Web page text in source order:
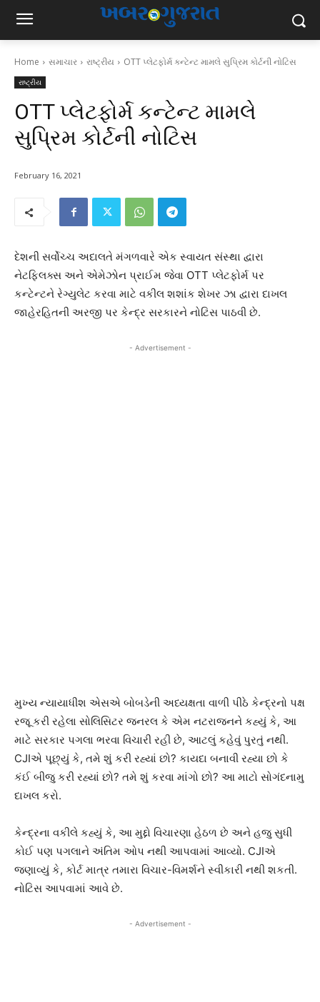
Home સમાચાર રાષ્ટ્રીય OTT પ્લેટફોર્મ કન્ટેન્ટ મામલે સુપ્રિમ કોર્ટની નોટિસ
રાષ્ટ્રીય
OTT પ્લેટફોર્મ કન્ટેન્ટ મામલે
સુપ્રિમ કોર્ટની નોટિસ
February 16, 2021
દેશની સર્વોચ્ચ અદાલતે મંગળવારે એક સ્વાયત સંસ્થા દ્વારા
નેટફ્લિક્સ અને એમેઝોન પ્રાઈમ જેવા OTT પ્લેટફોર્મ પર
કન્ટેન્ટને રેગ્યુલેટ કરવા માટે વકીલ શશાંક શેખર ઝા દ્વારા દાખલ
જાહેરહિતની અરજી પર કેન્દ્ર સરકારને નોટિસ પાઠવી છે.
- Advertisement -
મુખ્ય ન્યાયાધીશ એસએ બોબડેની અધ્યક્ષતા વાળી પીઠે કેન્દ્રનો પક્ષ
રજૂ કરી રહેલા સોલિસિટર જનરલ કે એમ નટરાજનને કહ્યું કે, આ
માટે સરકાર પગલા ભરવા વિચારી રહી છે, આટલું કહેવું પુરતું નથી.
CJIએ પૂછ્યું કે, તમે શું કરી રહ્યાં છો? કાયદા બનાવી રહ્યા છો કે
કંઈ બીજુ કરી રહ્યાં છો? તમે શું કરવા માંગો છો? આ માટો સોગંદનામુ
દાખલ કરો.
કેન્દ્રના વકીલે કહ્યું કે, આ મુદ્દો વિચારણા હેઠળ છે અને હજુ સુધી
કોઈ પણ પગલાને અંતિમ ઓપ નથી આપવામાં આવ્યો. CJIએ
જણાવ્યું કે, કોર્ટ માત્ર તમારા વિચાર-વિમર્શને સ્વીકારી નથી શકતી.
નોટિસ આપવામાં આવે છે.
- Advertisement -